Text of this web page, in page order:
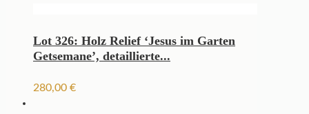
Lot 326: Holz Relief ‘Jesus im Garten
Getsemane’, detaillierte...
280,00 €